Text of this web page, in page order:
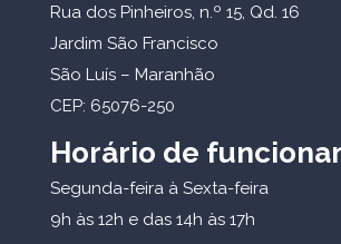
Rua dos Pinheiros, n.º 15, Qd. 16
Jardim São Francisco
São Luís – Maranhão
CEP: 65076-250
Horário de
Segunda-feira à Sexta-feira
9h às 12h e das 14h às 17h